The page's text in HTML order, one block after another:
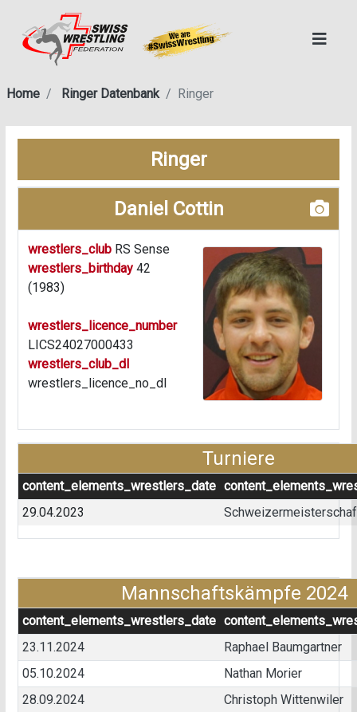
Home Ringer Datenbank Ringer
Ringer
Daniel Cottin
wrestlers_club RS Sense
wrestlers_birthday 42
(1983)
wrestlers_licence_number
LICS24027000433
wrestlers_club_dl
wrestlers_licence_no_dl
Turniere
content_elements_wrestlers_date
29.04.2023
Mannschaftskämpfe 2024
content_elements_wrestlers_date
23.11.2024
Raphael Baumgartner
05.10.2024
Nathan Morier
28.09.2024
Christoph Wittenwiler